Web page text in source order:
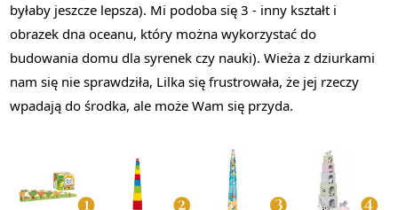
byłaby jeszcze lepsza). Mi podoba się 3 - inny kształt i
obrazek dna oceanu, który można wykorzystać do
budowania domu dla syrenek czy nauki). Wieża z dziurkami
nam się nie sprawdziła, Lilka się frustrowała, że jej rzeczy
wpadają do środka, ale może Wam się przyda.